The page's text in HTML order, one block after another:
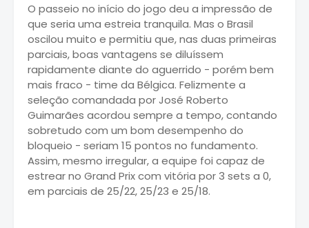
O passeio no início do jogo deu a impressão de
que seria uma estreia tranquila. Mas o Brasil
oscilou muito e permitiu que, nas duas primeiras
parciais, boas vantagens se diluíssem
rapidamente diante do aguerrido - porém bem
mais fraco - time da Bélgica. Felizmente a
seleção comandada por José Roberto
Guimarães acordou sempre a tempo, contando
sobretudo com um bom desempenho do
bloqueio - seriam 15 pontos no fundamento.
Assim, mesmo irregular, a equipe foi capaz de
estrear no Grand Prix com vitória por 3 sets a 0,
em parciais de 25/22, 25/23 e 25/18.